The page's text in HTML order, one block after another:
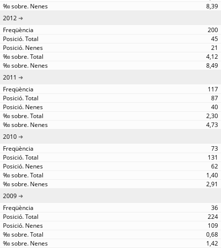
8,39
2012
200
45
21
4,12
8,49
2011
117
87
40
2,30
4,73
2010
73
131
62
1,40
2,91
2009
36
224
109
0,68
1,42